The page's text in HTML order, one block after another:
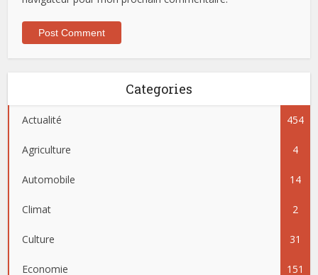
Categories
Actualité 454
Agriculture 4
Automobile 14
Climat 2
Culture 31
Economie 151